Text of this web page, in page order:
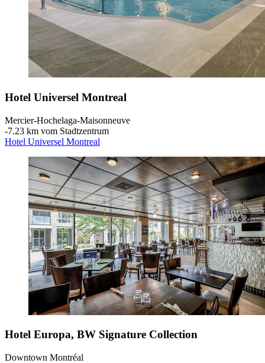
Hotel Universel Montreal
Mercier-Hochelaga-Maisonneuve
‐7.23 km vom Stadtzentrum
Hotel Universel Montreal
Hotel Europa, BW Signature Collection
Downtown Montréal